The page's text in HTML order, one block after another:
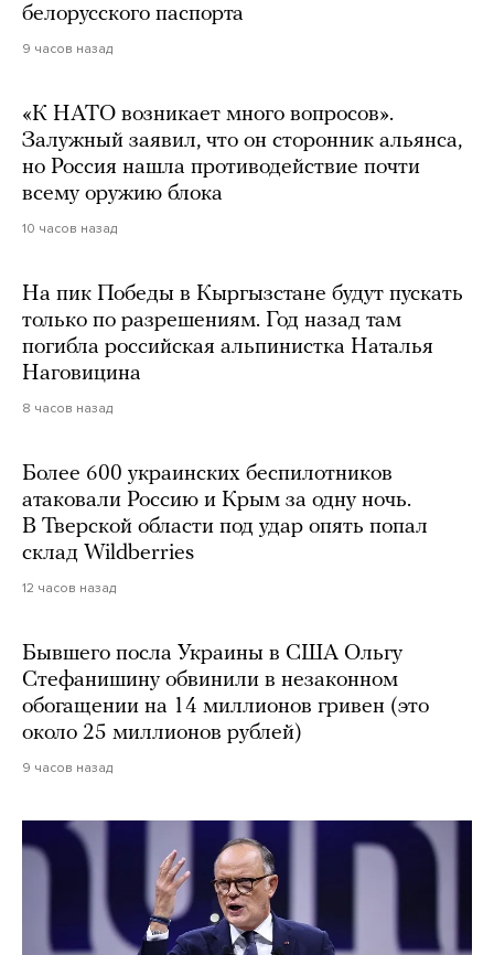
белорусского паспорта
9 часов назад
«К НАТО возникает много вопросов».
Залужный заявил, что он сторонник альянса,
но Россия нашла противодействие почти
всему оружию блока
10 часов назад
На пик Победы в Кыргызстане будут пускать
только по разрешениям. Год назад там
погибла российская альпинистка Наталья
Наговицина
8 часов назад
Более 600 украинских беспилотников
атаковали Россию и Крым за одну ночь.
В Тверской области под удар опять попал
склад Wildberries
12 часов назад
Бывшего посла Украины в США Ольгу
Стефанишину обвинили в незаконном
обогащении на 14 миллионов гривен (это
около 25 миллионов рублей)
9 часов назад